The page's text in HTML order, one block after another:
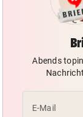
Abends
E-Mail